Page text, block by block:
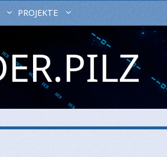
PROJEKTE